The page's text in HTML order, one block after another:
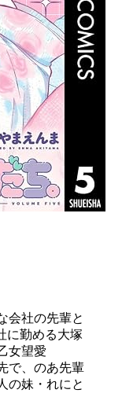
会社の先輩と
に勤める大塚
女望愛
で、のあ先輩
の妹・れにと